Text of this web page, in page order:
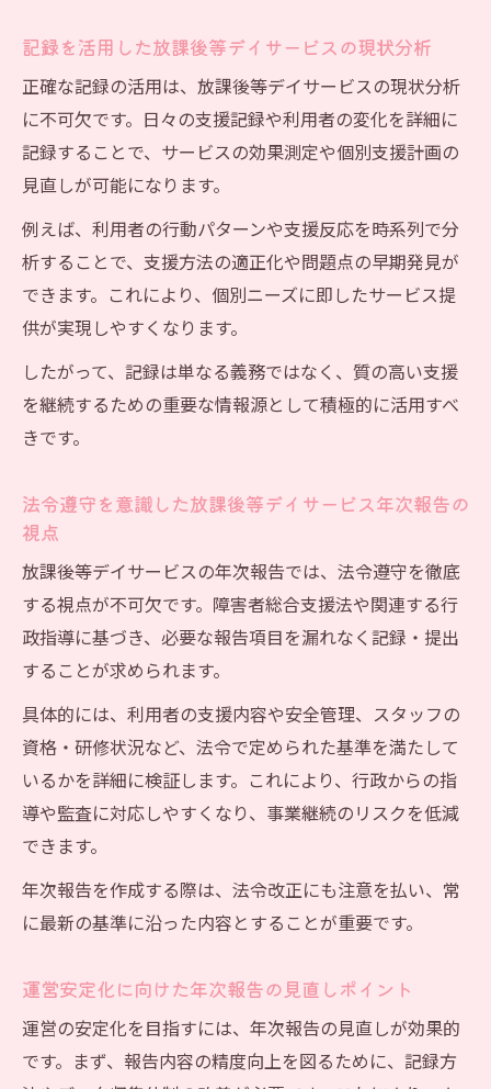
事業所リスクを防ぐ年次報告の記録と分析
方法
放課後等デイサービス年次報告の改善に役
立つ具体例
潰れる理由から学ぶ放課後等デイサービス
運営見直し
効率的な記録整理で業務をスムーズに
放課後等デイサービス記録整理の効率化テ
クニック
年次報告作成をラクにする放課後等デイサ
ービスの業務整理
効率的な記録整理が放課後等デイサービス
記録業務を見直して放課後等デイサービス
負担を軽減
運営改善へ年次報告を活かす実践ヒント
放課後等デイサービス年次報告を改善につ
なげる分析手法
実践事例で学ぶ放課後等デイサービス年次
報告活用法
放課後等デイサービスの質向上に役立つ報
年次報告で明らかになる放課後等デイサー
ビスの課題
年次報告の使い方
記録を活用した放課後等デイサービスの現状分析
正確な記録の活用は、放課後等デイサービスの現状分析
に不可欠です。日々の支援記録や利用者の変化を詳細に
記録することで、サービスの効果測定や個別支援計画の
見直しが可能になります。
例えば、利用者の行動パターンや支援反応を時系列で分
析することで、支援方法の適正化や問題点の早期発見が
できます。これにより、個別ニーズに即したサービス提
供が実現しやすくなります。
したがって、記録は単なる義務ではなく、質の高い支援
を継続するための重要な情報源として積極的に活用すべ
きです。
法令遵守を意識した放課後等デイサービス年次報告の
視点
放課後等デイサービスの年次報告では、法令遵守を徹底
する視点が不可欠です。障害者総合支援法や関連する行
政指導に基づき、必要な報告項目を漏れなく記録・提出
することが求められます。
具体的には、利用者の支援内容や安全管理、スタッフの
資格・研修状況など、法令で定められた基準を満たして
いるかを詳細に検証します。これにより、行政からの指
導や監査に対応しやすくなり、事業継続のリスクを低減
できます。
年次報告を作成する際は、法令改正にも注意を払い、常
に最新の基準に沿った内容とすることが重要です。
運営安定化に向けた年次報告の見直しポイント
運営の安定化を目指すには、年次報告の見直しが効果的
です。まず、報告内容の精度向上を図るために、記録方